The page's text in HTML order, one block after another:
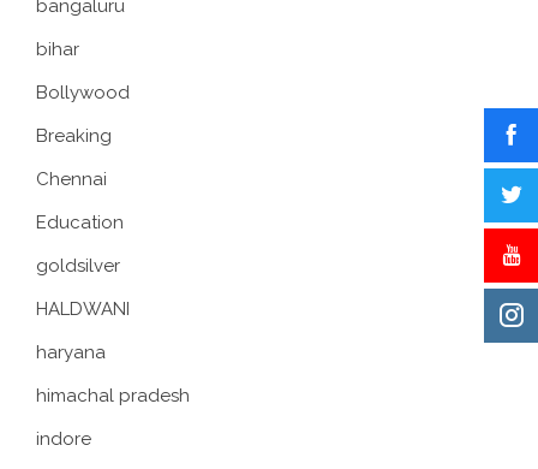
bangaluru
bihar
Bollywood
Breaking
Chennai
Education
goldsilver
HALDWANI
haryana
himachal pradesh
indore